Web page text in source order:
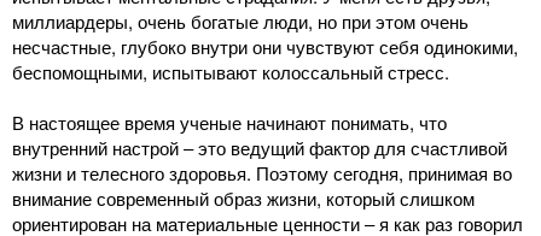
миллиардеры, очень богатые люди, но при этом очень
несчастные, глубоко внутри они чувствуют себя одинокими,
беспомощными, испытывают колоссальный стресс.
В настоящее время ученые начинают понимать, что
внутренний настрой ‒ это ведущий фактор для счастливой
жизни и телесного здоровья. Поэтому сегодня, принимая во
внимание современный образ жизни, который слишком
ориентирован на материальные ценности ‒ я как раз говорил